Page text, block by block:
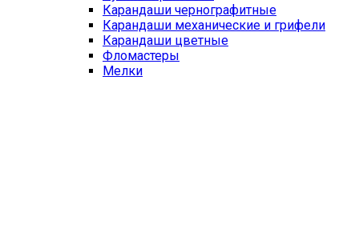
Карандаши чернографитные
Карандаши механические и грифели
Карандаши цветные
Фломастеры
Мелки